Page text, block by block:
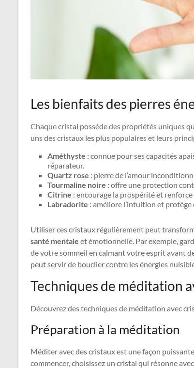
Les bienfaits des pierres
Chaque cristal possède des propriétés uniques
uns des cristaux les plus populaires et leurs
Améthyste : connue pour ses capacités
réparateur.
Quartz rose : pierre de l’amour
Tourmaline noire : offre une protection
Citrine : encourage la prospérité et
Labradorite : améliore l’intuition et
Utiliser ces cristaux régulièrement peut
santé mentale et émotionnelle. Par exemple,
de votre sommeil en calmant votre esprit avant
peut servir de bouclier contre les énergies
Techniques de méditation
Découvrez des techniques de méditation avec
Préparation à la méditation
Méditer avec des cristaux est une façon
commencer, choisissez un cristal qui résonne